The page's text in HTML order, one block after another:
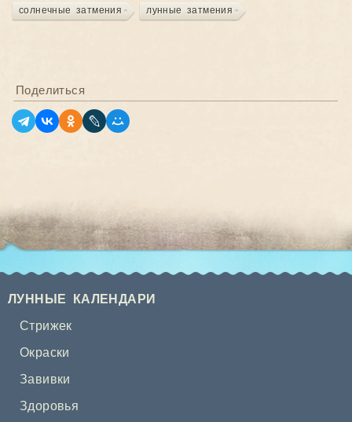
солнечные затмения лунные затмения
Поделиться
ЛУННЫЕ КАЛЕНДАРИ
Стрижек
Окраски
Завивки
Здоровья